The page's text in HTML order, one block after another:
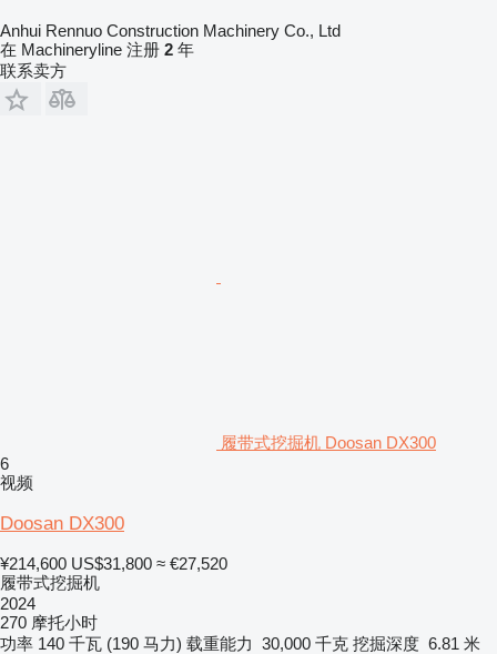
Anhui Rennuo Construction Machinery Co., Ltd
在 Machineryline 注册 2 年
联系卖方
履带式挖掘机 Doosan DX300
6
视频
Doosan DX300
¥214,600 US$31,800 ≈ €27,520
履带式挖掘机
2024
270 摩托小时
功率 140 千瓦 (190 马力) 载重能力 30,000 千克 挖掘深度 6.81 米